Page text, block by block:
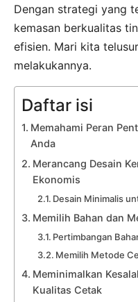
Dengan strategi yang
kemasan berkualitas
efisien. Mari kita
melakukannya.
Daftar isi
Memahami Peran
Anda
Merancang Desain
Ekonomis
Desain Minimalis
Memilih Bahan dan
Pertimbangan
Memilih Metode
Meminimalkan
Kualitas Cetak